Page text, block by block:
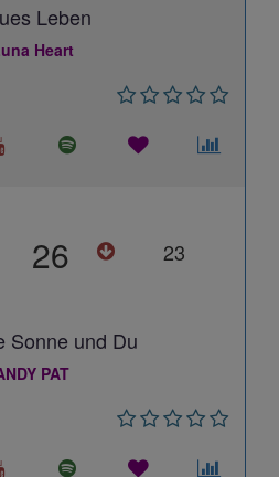
Leben
Heart
26 23
Sonne und Du
PAT